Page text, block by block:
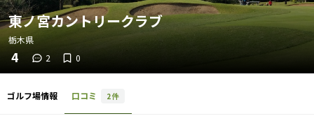
東ノ宮カントリークラブ
栃木県
4 2 0
ゴルフ場情報 口コミ 2件